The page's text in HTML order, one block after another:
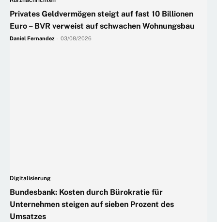
Privates Geldvermögen steigt auf fast 10 Billionen
Euro – BVR verweist auf schwachen Wohnungsbau
Daniel Fernandez 03/08/2026
Digitalisierung
Bundesbank: Kosten durch Bürokratie für
Unternehmen steigen auf sieben Prozent des
Umsatzes